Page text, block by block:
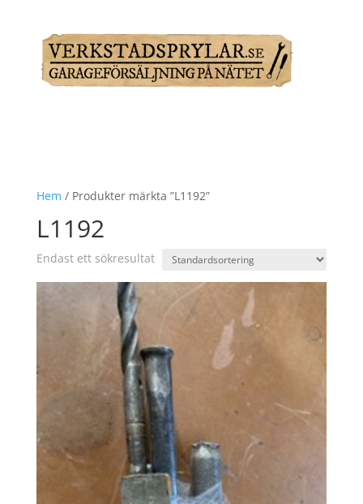
Hem / Produkter märkta ”L1192”
L1192
Endast ett sökresultat